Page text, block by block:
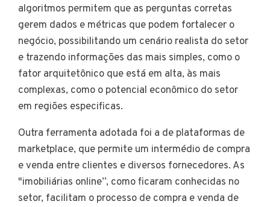
algoritmos permitem que as perguntas corretas
gerem dados e métricas que podem fortalecer o
negócio, possibilitando um cenário realista do setor
e trazendo informações das mais simples, como o
fator arquitetônico que está em alta, às mais
complexas, como o potencial econômico do setor
em regiões especificas.
Outra ferramenta adotada foi a de plataformas de
marketplace, que permite um intermédio de compra
e venda entre clientes e diversos fornecedores. As
"imobiliárias online”, como ficaram conhecidas no
setor, facilitam o processo de compra e venda de